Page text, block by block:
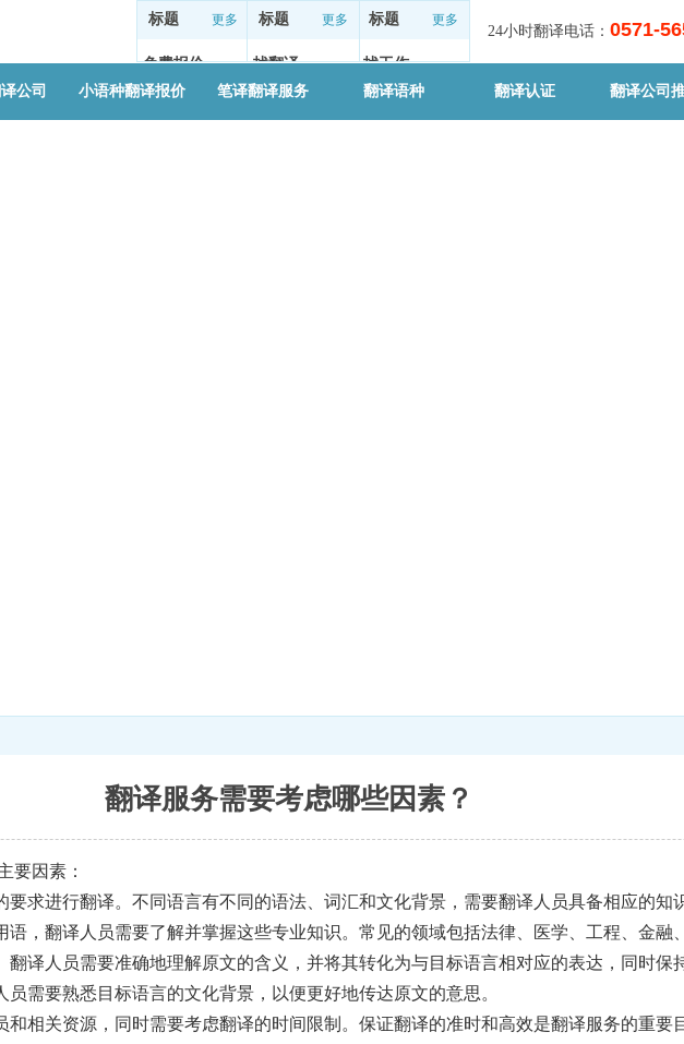
标题 更多
免费报价
简介
标题 更多
找工作
简介
标题 更多
找翻译
简介
24小时翻译电话： 0571-
公司 小语种翻译报价 笔译翻译服务 翻译语种 翻译认证 翻译公司
翻译服务需要考虑哪些因素？
要因素：
求进行翻译。不同语言有不同的语法、词汇和文化背景，需要翻译人员具备相应的知
，翻译人员需要了解并掌握这些专业知识。常见的领域包括法律、医学、工程、金融
译人员需要准确地理解原文的含义，并将其转化为与目标语言相对应的表达，同时保
需要熟悉目标语言的文化背景，以便更好地传达原文的意思。
相关资源，同时需要考虑翻译的时间限制。保证翻译的准时和高效是翻译服务的重要